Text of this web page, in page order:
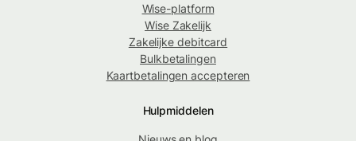
Wise-platform
Wise Zakelijk
Zakelijke debitcard
Bulkbetalingen
Kaartbetalingen accepteren
Hulpmiddelen